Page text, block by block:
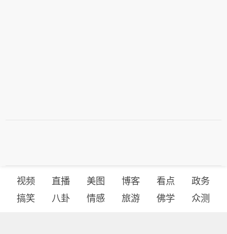
视频 直播 美图 博客 看点
政务
搞笑
八卦 情感 旅游 佛学 众测